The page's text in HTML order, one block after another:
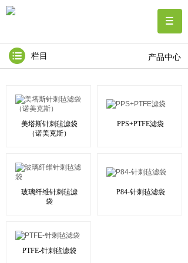
栏目 产品中心
美塔斯针刺毡滤袋
（诺美克斯）
PPS+PTFE滤袋
玻璃纤维针刺毡滤
袋
P84-针刺毡滤袋
PTFE-针刺毡滤袋